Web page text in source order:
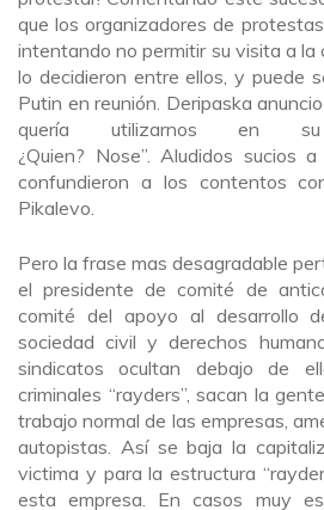
que los organizadores de
intentando no permitir su visita a la
lo decidieron entre ellos, y puede
Putin en reunión. Deripaska
quería utilizarnos en
¿Quien? Nose”. Aludidos sucios
confundieron a los contentos
Pikalevo.
Pero la frase mas desagradable
el presidente de comité de
comité del apoyo al desarrollo
sociedad civil y derechos
sindicatos ocultan debajo de
criminales “rayders”, sacan la
trabajo normal de las empresas,
autopistas. Así se baja la
victima y para la estructura
esta empresa. En casos muy